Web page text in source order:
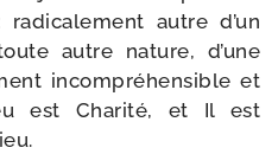
autre d’un
autre nature, d’une
incom­pré­hen­sible et
est Charité, et Il est